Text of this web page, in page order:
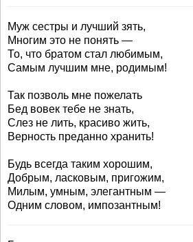
Муж сестры и лучший зять,
Многим это не понять —
То, что братом стал любимым,
Самым лучшим мне, родимым!
Так позволь мне пожелать
Бед вовек тебе не знать,
Слез не лить, красиво жить,
Верность преданно хранить!
Будь всегда таким хорошим,
Добрым, ласковым, пригожим,
Милым, умным, элегантным —
Одним словом, импозантным!